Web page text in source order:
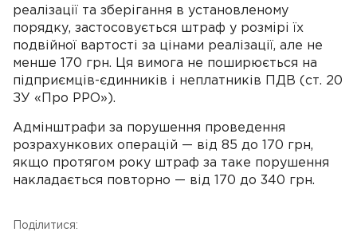
реалізації та зберігання в установленому
порядку, застосовується штраф у розмірі їх
подвійної вартості за цінами реалізації, але не
менше 170 грн. Ця вимога не поширюється на
підприємців-єдинників і неплатників ПДВ (ст. 20
ЗУ «Про РРО»).
Адмінштрафи за порушення проведення
розрахункових операцій — від 85 до 170 грн,
якщо протягом року штраф за таке порушення
накладається повторно — від 170 до 340 грн.
Поділитися: